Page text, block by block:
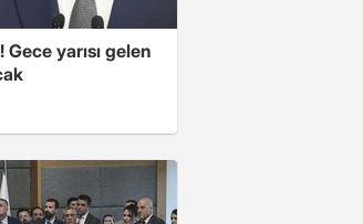
yarısı gelen